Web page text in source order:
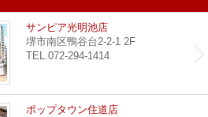
サンピア光明池店
堺市南区鴨谷台2-2-1 2F
TEL.072-294-1414
ポップタウン住道店